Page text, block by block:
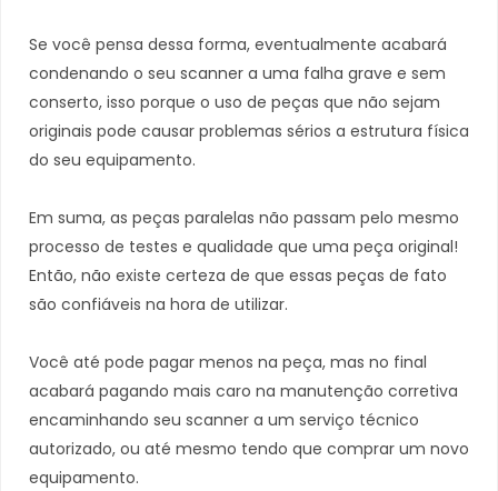
Se você pensa dessa forma, eventualmente acabará
condenando o seu scanner a uma falha grave e sem
conserto, isso porque o uso de peças que não sejam
originais pode causar problemas sérios a estrutura física
do seu equipamento.
Em suma, as peças paralelas não passam pelo mesmo
processo de testes e qualidade que uma peça original!
Então, não existe certeza de que essas peças de fato
são confiáveis na hora de utilizar.
Você até pode pagar menos na peça, mas no final
acabará pagando mais caro na manutenção corretiva
encaminhando seu scanner a um serviço técnico
autorizado, ou até mesmo tendo que comprar um novo
equipamento.